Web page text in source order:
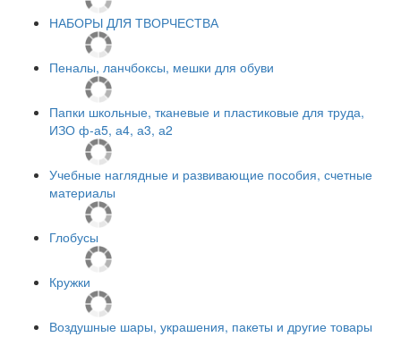
НАБОРЫ ДЛЯ ТВОРЧЕСТВА
Пеналы, ланчбоксы, мешки для обуви
Папки школьные, тканевые и пластиковые для труда,
ИЗО ф-а5, а4, а3, а2
Учебные наглядные и развивающие пособия, счетные
материалы
Глобусы
Кружки
Воздушные шары, украшения, пакеты и другие товары